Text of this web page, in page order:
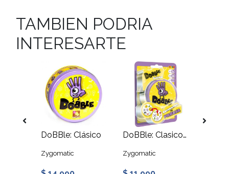
TAMBIEN PODRIA
INTERESARTE
DoBBle: Clásico
Zygomatic
DoBBle: Clasico Blister
Zygomatic